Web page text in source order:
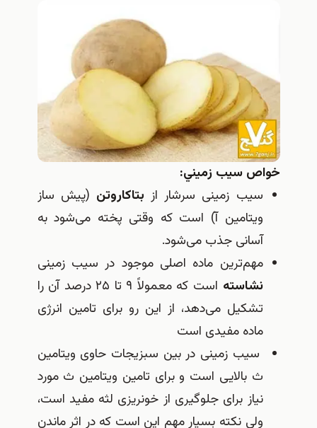
خواص سيب زميني:
سیب زمینی سرشار از بتاکاروتن (پیش ساز
ویتامین آ) است که وقتی پخته می‌شود به
آسانی جذب می‌شود.
مهم‌ترین ماده اصلی موجود در سیب زمینی
نشاسته‌
است که معمولاً ۹ تا ۲۵ درصد آن را
تشکیل می‌دهد، از این رو برای تامین انرژی
ماده مفیدی است
سیب زمینی در بین سبزیجات حاوی ویتامین
ث بالایی است و برای تامین ویتامین ث مورد
نیاز برای جلوگیری از خونریزی لثه مفید است،
ولی نکته بسیار مهم این است که در اثر ماندن